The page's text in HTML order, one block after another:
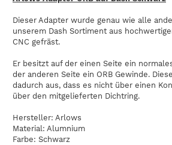
Dieser Adapter wurde genau wie alle
unserem Dash Sortiment aus
CNC gefräst.
Er besitzt auf der einen Seite ein
der anderen Seite ein ORB Gewinde.
dadurch aus, dass es nicht über einen
über den mitgelieferten Dichtring.
Hersteller: Arlows
Material: Alumnium
Farbe: Schwarz